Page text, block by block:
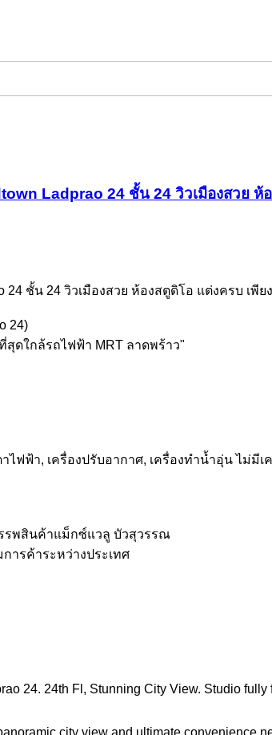
Ladprao 24 ชั้น 24 วิวเมืองสวย ห้
24 ชั้น 24 วิวเมืองสวย ห้องสตูดิโอ แต่งครบ เพีย
24)
สุดใกล้รถไฟฟ้า MRT ลาดพร้าว"
ไฟฟ้า, เครื่องปรับอากาศ, เครื่องทำน้ำอุ่น ไม่มีเ
รพสินค้าแม็กซ์แวลู บัวสุวรรณ
ารค้าระหว่างประเทศ
24. 24th Fl, Stunning City View. Studio